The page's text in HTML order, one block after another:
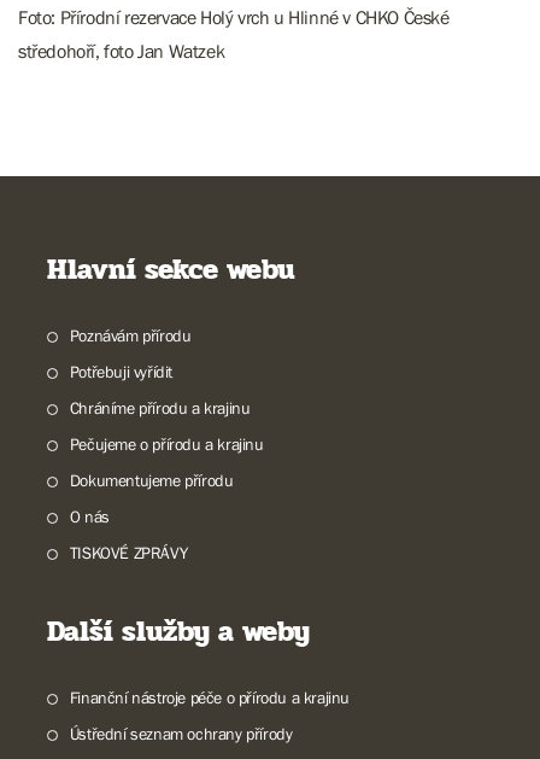
Foto: Přírodní rezervace Holý vrch u Hlinné v CHKO České
středohoří, foto Jan Watzek
Hlavní sekce webu
Poznávám přírodu
Potřebuji vyřídit
Chráníme přírodu a krajinu
Pečujeme o přírodu a krajinu
Dokumentujeme přírodu
O nás
TISKOVÉ ZPRÁVY
Další služby a weby
Finanční nástroje péče o přírodu a krajinu
Ústřední seznam ochrany přírody